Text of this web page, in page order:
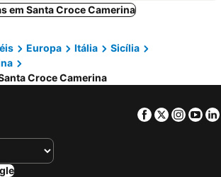
Scoglitti, bed and breakfasts
breakfasts
Licodia Eubea, bed and breakfasts
breakfasts
breakfasts
em Santa Croce Camerina
Europa Itália
Sicília
Croce Camerina
Facebook
Twitter